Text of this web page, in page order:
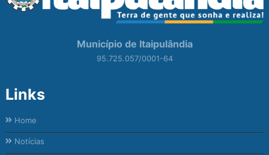
Município de Itaipulândia
95.725.057/0001-64
Links
Home
Notícias